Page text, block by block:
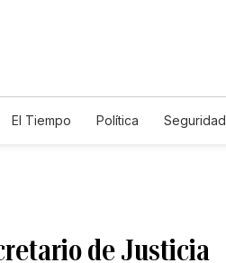
El Tiempo Política Seguridad
de Justicia